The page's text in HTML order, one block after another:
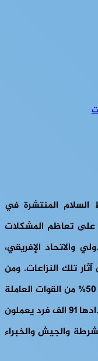
المنتشرة في
ويدل هذا على تعاظم المشكلات
والاتحاد الإفريقي،
تلك النزاعات. ومن
غرائب الأحوال أن إفريقيا تساهم بحوالي 50% من القوات العاملة
في بعثات حفظ السلام الدولية البلغ تعدادها 91 الف فرد يعملون
والجيش والخبراء